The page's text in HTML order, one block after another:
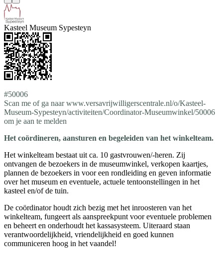
Kasteel Museum Sypesteyn
#50006
Scan me of ga naar www.versavrijwilligerscentrale.nl/o/Kasteel-
Museum-Sypesteyn/activiteiten/Coordinator-Museumwinkel/50006
om je aan te melden
Het coördineren, aansturen en begeleiden van het winkelteam.
Het winkelteam bestaat uit ca. 10 gastvrouwen/-heren. Zij
ontvangen de bezoekers in de museumwinkel, verkopen kaartjes,
plannen de bezoekers in voor een rondleiding en geven informatie
over het museum en eventuele, actuele tentoonstellingen in het
kasteel en/of de tuin.
De coördinator houdt zich bezig met het inroosteren van het
winkelteam, fungeert als aanspreekpunt voor eventuele problemen
en beheert en onderhoudt het kassasysteem. Uiteraard staan
verantwoordelijkheid, vriendelijkheid en goed kunnen
communiceren hoog in het vaandel!